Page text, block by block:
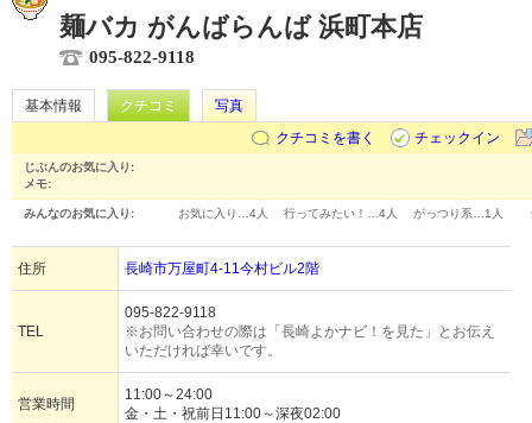
麺バカ がんばらんば 浜町本店
095-822-9118
基本情報 クチコミ
写真
クチコミを書く
チェックイン
じぶんのお気に入り:
メモ:
みんなのお気に入り: お気に入り… 4人 行ってみたい！… 4人 がっつり系… 1人
住所 長崎市万屋町4-11今村ビル2階
TEL
095-822-9118
※お問い合わせの際は「長崎よかナビ！を見た」とお伝え
いただければ幸いです。
営業時間
11:00～24:00
金・土・祝前日11:00～深夜02:00